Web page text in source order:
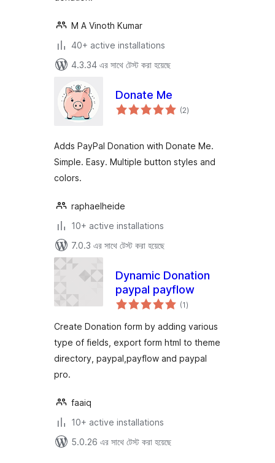
M A Vinoth Kumar
40+ active installations
4.3.34 এর সাথে টেস্ট করা হয়েছে
Donate Me
(2total
ratings
)
Adds PayPal Donation with Donate Me.
Simple. Easy. Multiple button styles and
colors.
raphaelheide
10+ active installations
7.0.3 এর সাথে টেস্ট করা হয়েছে
Dynamic Donation
paypal payflow
(1total
ratings
)
Create Donation form by adding various
type of fields, export form html to theme
directory, paypal,payflow and paypal
pro.
faaiq
10+ active installations
5.0.26 এর সাথে টেস্ট করা হয়েছে